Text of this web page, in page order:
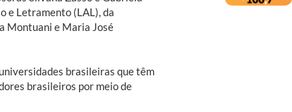
e Letramento (LAL), da
Montuani e Maria José
brasileiras que têm
brasileiros por meio de